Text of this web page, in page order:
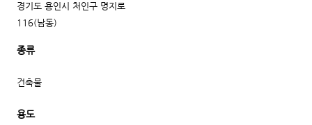
경기도 용인시 처인구 명지로
116(남동)
종류
건축물
용도